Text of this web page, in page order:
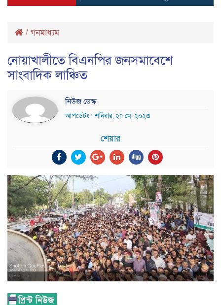
/ গনমাধ্যম
নোয়াখালীতে বিএনপির জনসমাবেশে
সাংবাদিক লাঞ্চিত
নিউজ ডেস্ক
আপডেটঃ : শনিবার, ২৭ মে, ২০২৩
শেয়ার